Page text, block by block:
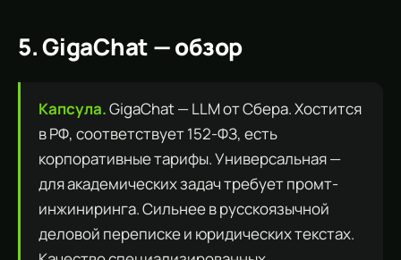
5. GigaChat — обзор
Капсула.GigaChat — LLM от Сбера. Хостится
в РФ, соответствует 152-ФЗ, есть
корпоративные тарифы. Универсальная —
для академических задач требует промт-
инжиниринга. Сильнее в русскоязычной
деловой переписке и юридических текстах.